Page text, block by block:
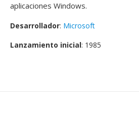
aplicaciones Windows.
Desarrollador: Microsoft
Lanzamiento inicial: 1985